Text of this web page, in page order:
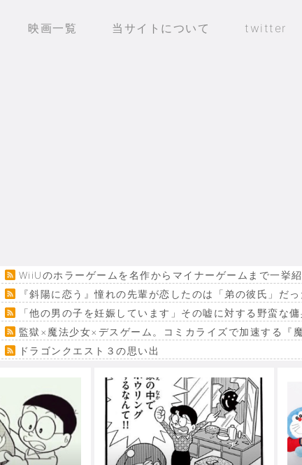
映画一覧 当サイトについて twitter
WiiUのホラーゲームを名作からマイナーゲームまで一挙
…
『斜陽に恋う』憧れの先輩が恋したのは「弟の彼氏」だ
ださい！』
「他の男の子を妊娠しています」その嘘に対する野蛮な
える監獄×魔法少女×デスゲーム。コミカライズで加速する『
ドラゴンクエスト３の思い出